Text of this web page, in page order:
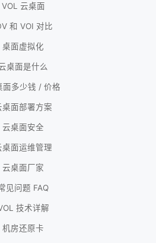
VOL 云桌面
和 VOI 对比
桌面虚拟化
桌面是什么
面多少钱 / 价格
桌面部署方案
云桌面安全
桌面运维管理
云桌面厂家
见问题 FAQ
技术详解
机房还原卡